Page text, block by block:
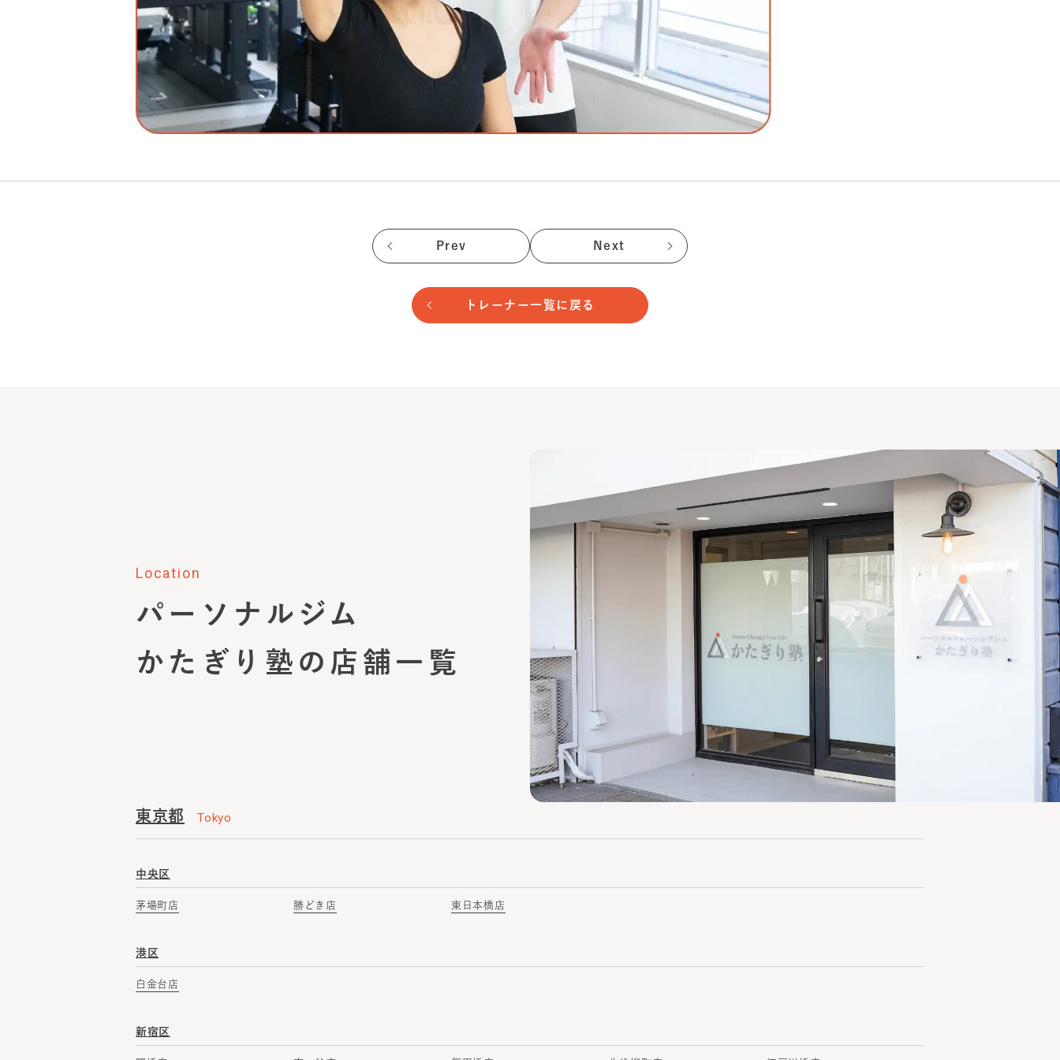
Prev Next
トレーナー一覧に戻る
パーソナルジム
かたぎり塾の店舗一覧
Location
東京都 Tokyo
中央区
茅場町店 勝どき店 東日本橋店
港区
白金台店
新宿区